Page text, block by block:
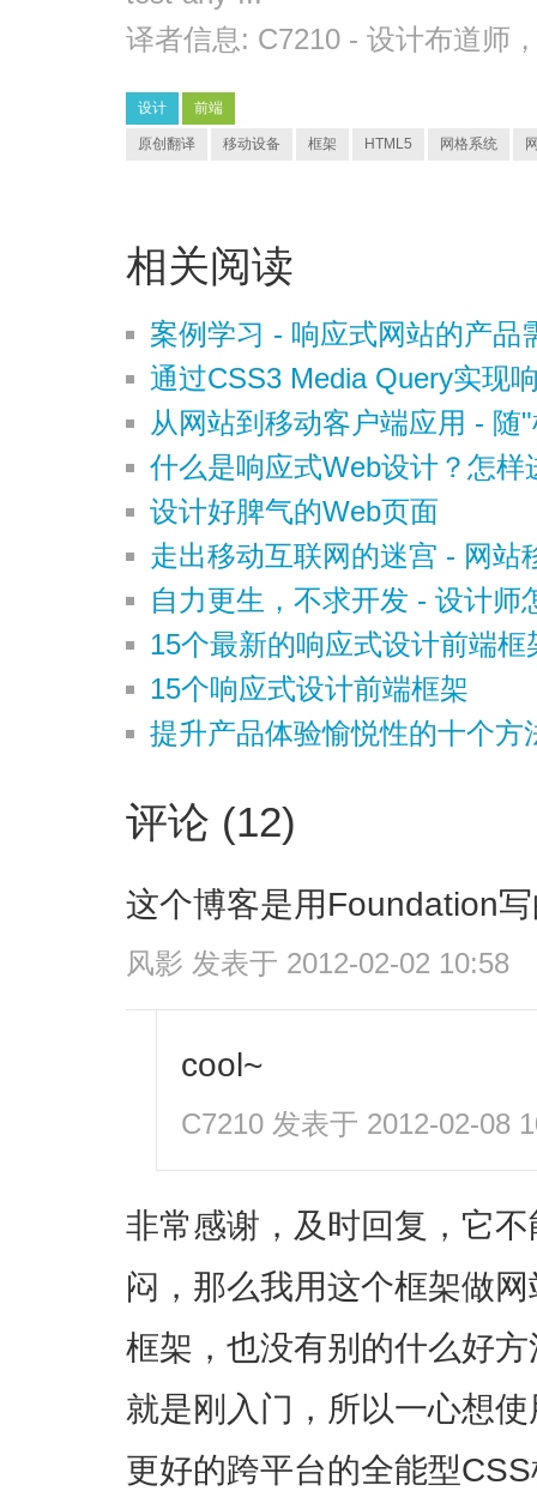
译者信息: C7210 - 设计布道师
设计 前端
原创翻译 移动设备 框架 HTML5 网格系统
相关阅读
案例学习 - 响应式网站的产品
通过CSS3 Media Query实现
从网站到移动客户端应用 - 随
什么是响应式Web设计？怎样
设计好脾气的Web页面
走出移动互联网的迷宫 - 网站
自力更生，不求开发 - 设计师
15个最新的响应式设计前端框
15个响应式设计前端框架
提升产品体验愉悦性的十个方
评论 (12)
这个博客是用Foundation
风影 发表于 2012-02-02 10:58
cool~
C7210 发表于 2012-02-08
非常感谢，及时回复，它
闷，那么我用这个框架做
框架，也没有别的什么好
就是刚入门，所以一心想
更好的跨平台的全能型